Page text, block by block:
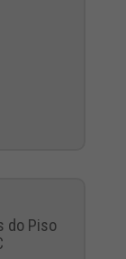
do Piso